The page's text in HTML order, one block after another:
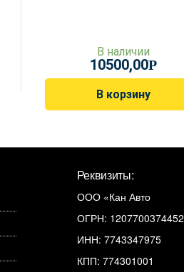
В наличии
10500,00Р
В корзину
Реквизиты:
ООО «Кан Авто
ОГРН: 1207700374452
ИНН: 7743347975
КПП: 774301001